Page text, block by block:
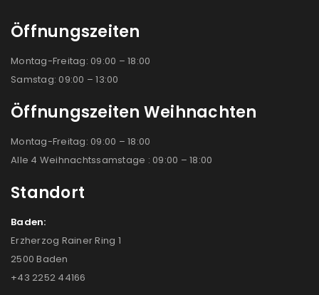
Öffnungszeiten
Montag-Freitag: 09:00 – 18:00
Samstag: 09:00 – 13:00
Öffnungszeiten Weihnachten
Montag-Freitag: 09:00 – 18:00
Alle 4 Weihnachtssamstage : 09:00 – 18:00
Standort
Baden:
Erzherzog Rainer Ring 1
2500 Baden
+43 2252 44166